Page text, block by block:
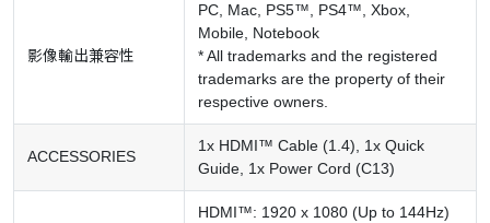
影像輸出兼容性
PC, Mac, PS5™, PS4™, Xbox,
Mobile, Notebook
* All trademarks and the registered
trademarks are the property of their
respective owners.
ACCESSORIES
1x HDMI™ Cable (1.4), 1x Quick
Guide, 1x Power Cord (C13)
HDMI™: 1920 x 1080 (Up to 144Hz)